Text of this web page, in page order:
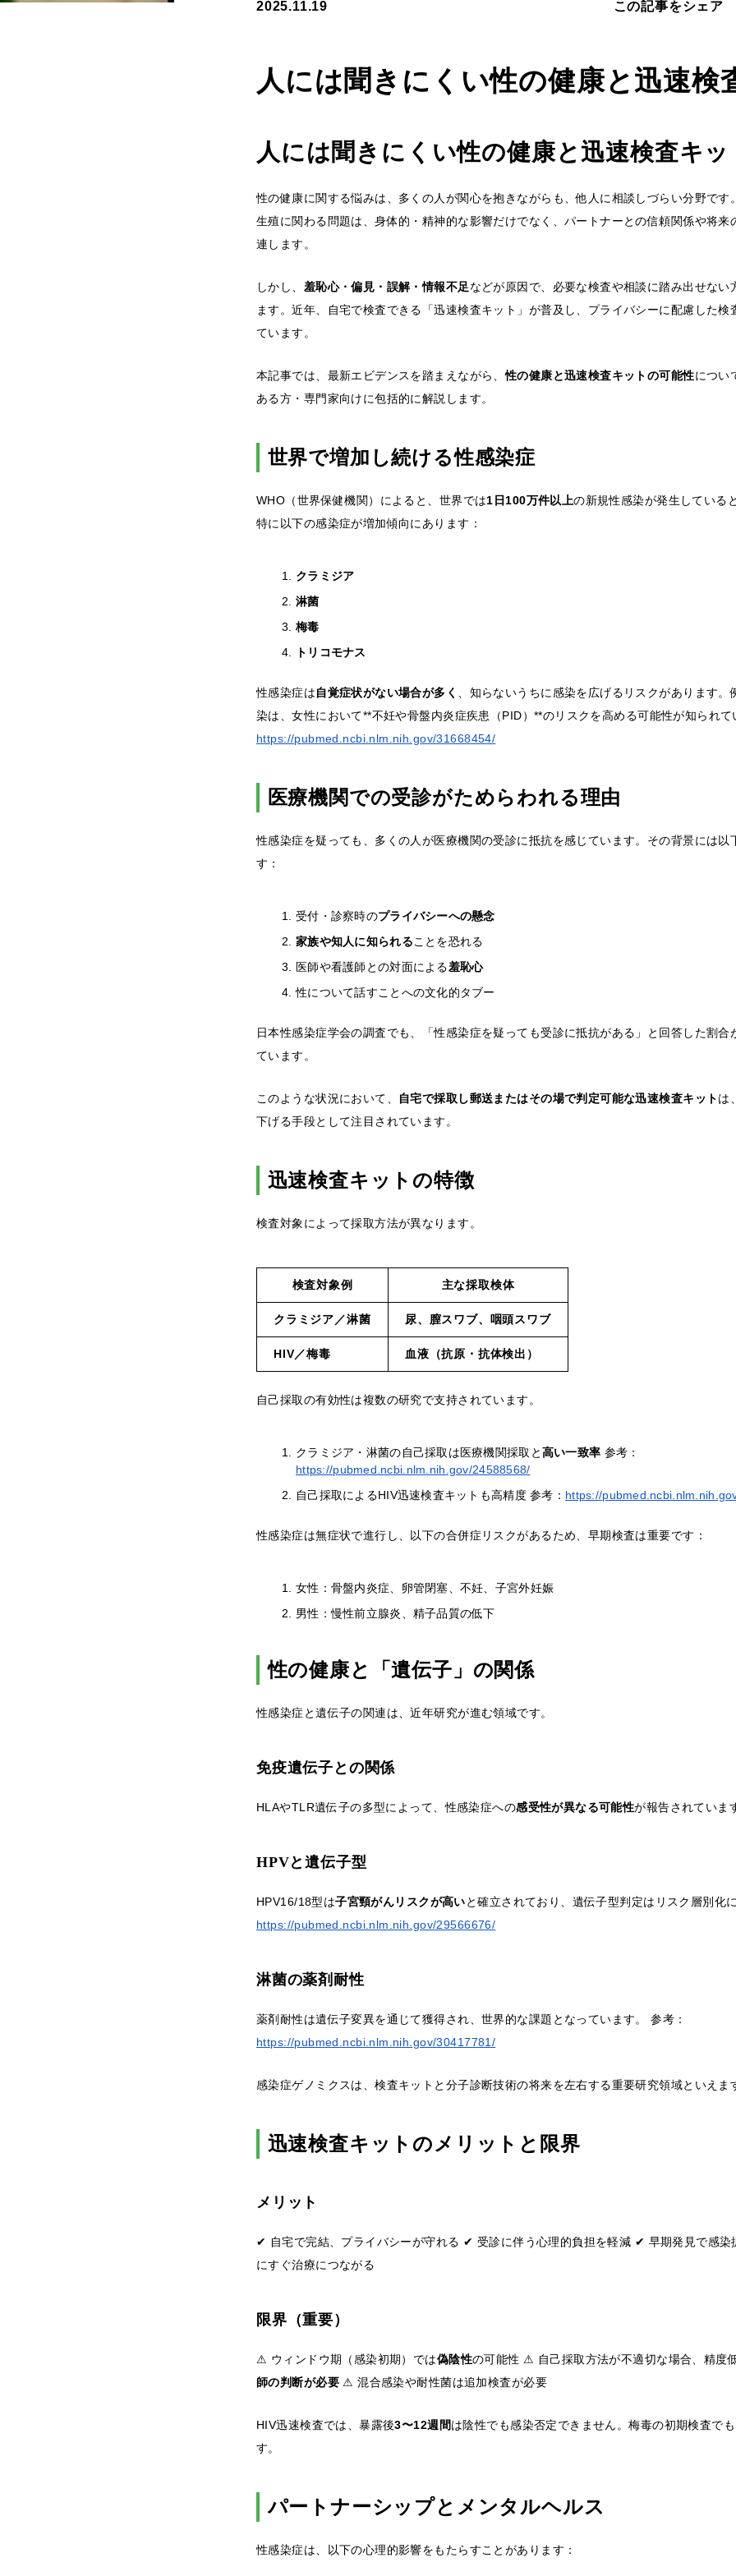
2025.11.19 この記事をシェア
人には聞きにくい性の健康と迅速検
人には聞きにくい性の健康と迅速検査キッ
性の健康に関する悩みは、多くの人が関心を抱きながらも、他人に相談しづらい分野です
生殖に関わる問題は、身体的・精神的な影響だけでなく、パートナーとの信頼関係や将来
連します。
しかし、 羞恥心・偏見・誤解・情報不足などが原因で、必要な検査や相談に踏み出せない
ます。近年、自宅で検査できる「迅速検査キット」が普及し、プライバシーに配慮した検
ています。
本記事では、最新エビデンスを踏まえながら、性の健康と迅速検査キットの可能性につい
ある方・専門家向けに包括的に解説します。
世界で増加し続ける性感染症
WHO（世界保健機関）によると、世界では1日100万件以上の新規性感染が発生している
特に以下の感染症が増加傾向にあります：
クラミジア
淋菌
梅毒
トリコモナス
性感染症は自覚症状がない場合が多く
、知らないうちに感染を広げるリスクがあります
染は、女性において**不妊や骨盤内炎症疾患（PID）**のリスクを高める可能性が知られて
https://pubmed.ncbi.nlm.nih.gov/31668454/
医療機関での受診がためらわれる理由
性感染症を疑っても、多くの人が医療機関の受診に抵抗を感じています。その背景には以
す：
受付・診察時のプライバシーへの懸念
家族や知人に知られることを恐れる
医師や看護師との対面による羞恥心
性について話すことへの文化的タブー
日本性感染症学会の調査でも、「性感染症を疑っても受診に抵抗がある」と回答した割合
ています。
このような状況において、 自宅で採取し郵送またはその場で判定可能な迅速検査キットは
下げる手段として注目されています。
迅速検査キットの特徴
検査対象によって採取方法が異なります。
検査対象例 主な採取検体
クラミジア／淋菌 尿、膣スワブ、咽頭スワブ
HIV／梅毒 血液（抗原・抗体検出）
自己採取の有効性は複数の研究で支持されています。
クラミジア・淋菌の自己採取は医療機関採取と高い一致率 参考：
https://pubmed.ncbi.nlm.nih.gov/24588568/
自己採取によるHIV迅速検査キットも高精度 参考： https://
性感染症は無症状で進行し、以下の合併症リスクがあるため、早期検査は重要です：
女性：骨盤内炎症、卵管閉塞、不妊、子宮外妊娠
男性：慢性前立腺炎、精子品質の低下
性の健康と「遺伝子」の関係
性感染症と遺伝子の関連は、近年研究が進む領域です。
免疫遺伝子との関係
HLAやTLR遺伝子の多型によって、性感染症への感受性が異なる可能性が報告されていま
HPVと遺伝子型
HPV16/18型は子宮頸がんリスクが高いと確立されており、遺伝子型判定はリスク層別化
https://pubmed.ncbi.nlm.nih.gov/29566676/
淋菌の薬剤耐性
薬剤耐性は遺伝子変異を通じて獲得され、世界的な課題となっています。 参考：
https://pubmed.ncbi.nlm.nih.gov/30417781/
感染症ゲノミクスは、検査キットと分子診断技術の将来を左右する重要研究領域といえま
迅速検査キットのメリットと限界
メリット
✔ 自宅で完結、プライバシーが守れる ✔ 受診に伴う心理的負担を軽減 ✔ 早期発見で感
にすぐ治療につながる
限界（重要）
⚠ ウィンドウ期（感染初期）では偽陰性の可能性 ⚠ 自己採取方法が不適切な場合、精度
師の判断が必要 ⚠ 混合感染や耐性菌は追加検査が必要
HIV迅速検査では、暴露後3〜12週間は陰性でも感染否定できません。梅毒の初期検査で
す。
パートナーシップとメンタルヘルス
性感染症は、以下の心理的影響をもたらすことがあります：